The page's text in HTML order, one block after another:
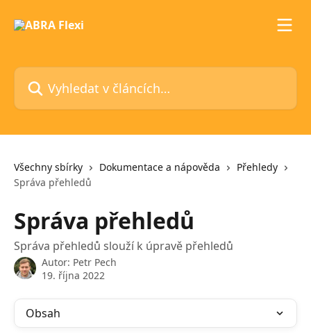
Vyhledat v článcích…
Všechny sbírky Dokumentace a nápověda
Přehledy
Správa přehledů
Správa přehledů
Správa přehledů slouží k úpravě přehledů
Autor: Petr Pech
19. října 2022
Obsah